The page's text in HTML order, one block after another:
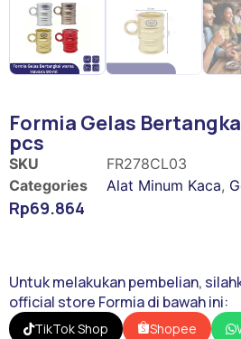
Formia Gelas
pcs
SKU
FR278CL03
Categories
Alat Minum Kaca,
Rp69.864
Untuk melakukan pembelian,
official store Formia di bawah ini:
TikTok Shop Shopee